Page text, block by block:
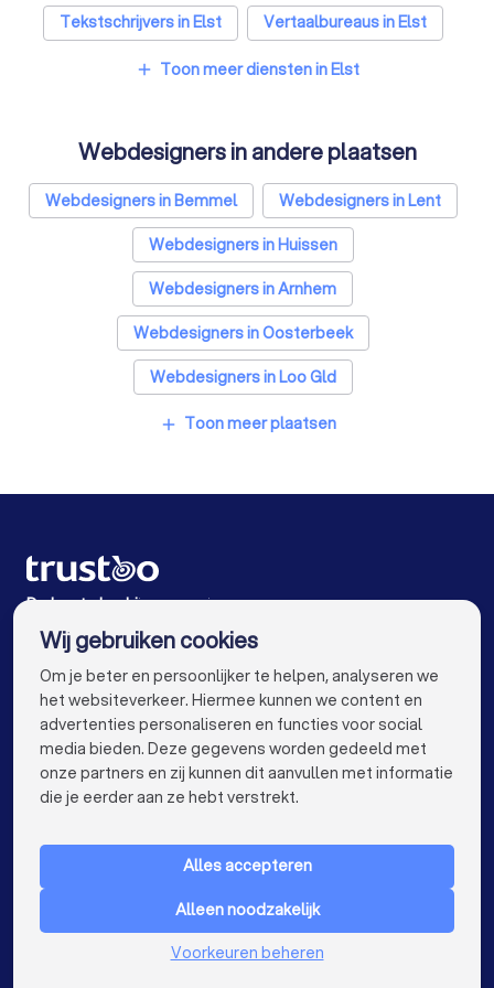
Tekstschrijvers in Elst
Vertaalbureaus in Elst
SEO-specialisten in Elst
Reclamebureaus in Elst
Accountants in Elst
add Toon meer diensten in Elst
Webdesigners in andere plaatsen
Webdesigners in Bemmel
Webdesigners in Lent
Webdesigners in Huissen
Webdesigners in Arnhem
Webdesigners in Oosterbeek
Webdesigners in Loo Gld
Webdesigners in Westervoort
Webdesigners in Amsterdam
Webdesigners in Rotterdam
Webdesigners in Den Haag
Webdesigners in Utrecht
Webdesigners in Eindhoven
Webdesigners in Groningen
Webdesigners in Almere
Webdesigners in Breda
Webdesigners in Nijmegen
add Toon meer plaatsen
De beste bedrijven voor jou
VOOR PARTICULIEREN keyboard_arrow_down
Nederland
Wij gebruiken cookies
Om je beter en persoonlijker te helpen, analyseren we
het websiteverkeer. Hiermee kunnen we content en
advertenties personaliseren en functies voor social
media bieden. Deze gegevens worden gedeeld met
onze partners en zij kunnen dit aanvullen met informatie
die je eerder aan ze hebt verstrekt.
Alles accepteren
Alleen noodzakelijk
Voorkeuren beheren